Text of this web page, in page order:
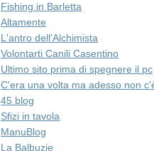
Fishing in Barletta
Altamente
L'antro dell'Alchimista
Volontarti Canili Casentino
Ultimo sito prima di spegnere il pc
C'era una volta ma adesso non
45 blog
Sfizi in tavola
ManuBlog
La Balbuzie